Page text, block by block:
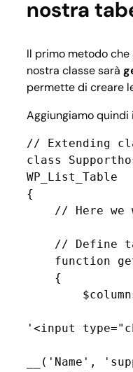
nostra
Il primo metodo
nostra classe sarà
permette di creare
Aggiungiamo
// Extending
class
WP_List_Table
{
'<input
__('Name',